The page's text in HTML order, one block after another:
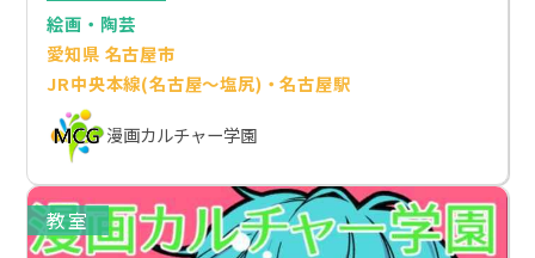
絵画・陶芸
愛知県 名古屋市
JR中央本線(名古屋～塩尻)・名古屋駅
漫画カルチャー学園
教室